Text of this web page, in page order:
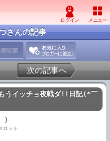
さんの記事
次の記事へ
うイッチョ夜戦ダ!!日記(*￣
)
ロット